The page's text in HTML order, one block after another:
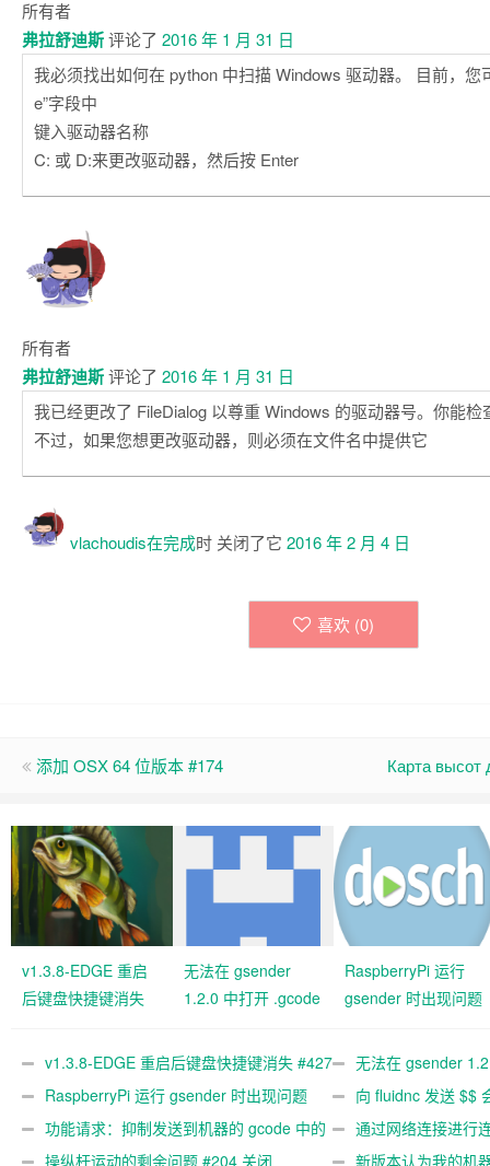
所有者
弗拉舒迪斯评论了 2016 年 1 月 31 日
我必须找出如何在 python 中扫描 Windows 驱动器。 目前，您
e”字段中
键入驱动器名称
C: 或 D:来更改驱动器，然后按 Enter
所有者
弗拉舒迪斯评论了 2016 年 1 月 31 日
我已经更改了 FileDialog 以尊重 Windows 的驱动器号。你能检
不过，如果您想更改驱动器，则必须在文件名中提供它
vlachoudis在完成时 关闭了它 2016 年 2 月 4 日
喜欢 (0)
添加 OSX 64 位版本 #174 Карта высот
v1.3.8-EDGE 重启
后键盘快捷键消失
无法在 gsender
1.2.0 中打开 .gcode
RaspberryPi 运行
gsender 时出现问题
v1.3.8-EDGE 重启后键盘快捷键消失 #427
关闭
无法在 gsender
#367
RaspberryPi 运行 gsender 时出现问题
#89
向 fluidnc 发送 $$
#473
功能请求：抑制发送到机器的 gcode 中的
gcode 注释。 #444 关闭
通过网络连接进行
操纵杆运动的剩余问题 #204 关闭
新版本认为我的机